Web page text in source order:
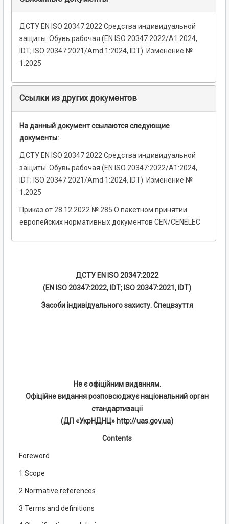
ДСТУ EN ISO 20347:2022 Средства индивидуальной
защиты. Обувь рабочая (EN ISO 20347:2022/А1:2024,
IDT; ISO 20347:2021/Amd 1:2024, IDT). Изменение №
1:2025
Ссылки из других документов
На данный документ ссылаются следующие
документы:
ДСТУ EN ISO 20347:2022 Средства индивидуальной
защиты. Обувь рабочая (EN ISO 20347:2022/А1:2024,
IDT; ISO 20347:2021/Amd 1:2024, IDT). Изменение №
1:2025
Приказ от 28.12.2022 № 285 О пакетном принятии
европейских нормативных документов CEN/CENELEC
ДСТУ EN ISO 20347:2022
(EN ISO 20347:2022, IDT; ISO 20347:2021, IDT)
Засоби індивідуального захисту. Спецвзуття
Не є офіційним виданням.
Офіційне видання розповсюджує національний орган
стандартизації
(ДП «УкрНДНЦ» http://uas.gov.ua)
Contents
Foreword
1 Scope
2 Normative references
3 Terms and definitions